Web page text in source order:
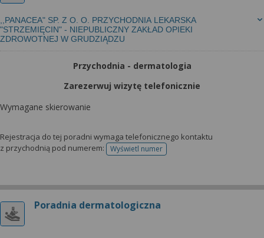
,,PANACEA" SP. Z O. O. PRZYCHODNIA LEKARSKA
"STRZEMIĘCIN" - NIEPUBLICZNY ZAKŁAD OPIEKI
ZDROWOTNEJ W GRUDZIĄDZU
Przychodnia - dermatologia
Zarezerwuj wizytę telefonicznie
Wymagane skierowanie
Rejestracja do tej poradni wymaga telefonicznego kontaktu
z przychodnią pod numerem:
Wyświetl numertelefonu do rejestracji
Poradnia dermatologiczna